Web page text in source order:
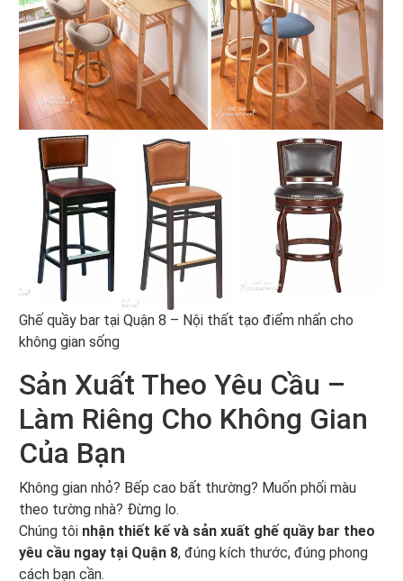
Ghế quầy bar tại Quận 8 – Nội thất tạo điểm nhấn cho
không gian sống
Sản Xuất Theo Yêu Cầu –
Làm Riêng Cho Không Gian
Của Bạn
Không gian nhỏ? Bếp cao bất thường? Muốn phối màu
theo tường nhà? Đừng lo.
Chúng tôi nhận thiết kế và sản xuất ghế quầy bar theo
yêu cầu ngay tại Quận 8, đúng kích thước, đúng phong
cách bạn cần.